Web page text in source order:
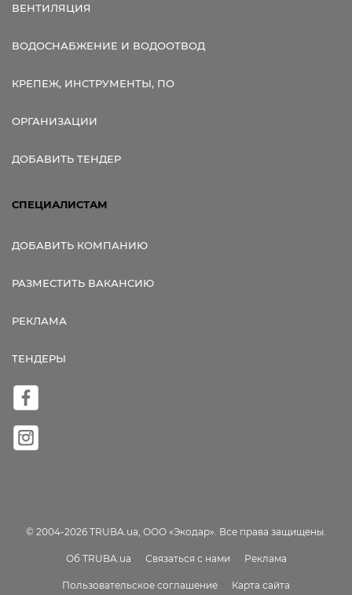
ВЕНТИЛЯЦИЯ
ВОДОСНАБЖЕНИЕ И ВОДООТВОД
КРЕПЕЖ, ИНСТРУМЕНТЫ, ПО
ОРГАНИЗАЦИИ
ДОБАВИТЬ ТЕНДЕР
СПЕЦИАЛИСТАМ
ДОБАВИТЬ КОМПАНИЮ
РАЗМЕСТИТЬ ВАКАНСИЮ
РЕКЛАМА
ТЕНДЕРЫ
© 2004-2026 TRUBA.ua, ООО «Экодар». Все права защищены.
Об TRUBA.ua Связаться с нами Реклама
Пользовательское соглашение Карта сайта